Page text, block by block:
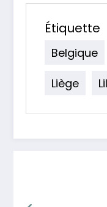
Étiquette
Belgique
Liège